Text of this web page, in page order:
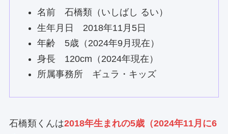
名前 石橋類（いしばし るい）
生年月日 2018年11月5日
年齢 5歳（2024年9月現在）
身長 120cm（2024年現在）
所属事務所 ギュラ・キッズ
石橋類くんは2018年生まれの5歳（2024年11月に6